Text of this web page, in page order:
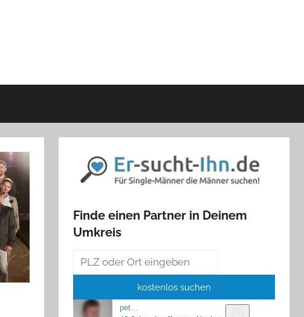
Finde einen Partner in Deinem
Umkreis